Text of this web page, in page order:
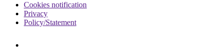
Cookies notification
Privacy
Policy/Statement